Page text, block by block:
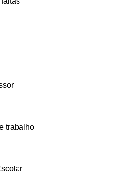
trabalho